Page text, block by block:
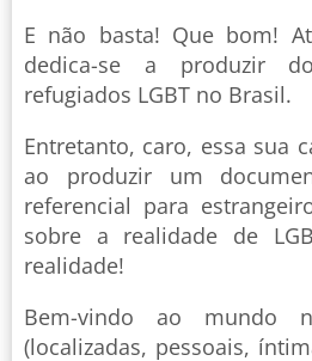
E não basta! Que bom!
dedica-se a produzir
refugiados LGBT no Brasil.
Entretanto, caro, essa sua
ao produzir um
referencial para
sobre a realidade de
realidade!
Bem-vindo ao mundo
(localizadas, pessoais,